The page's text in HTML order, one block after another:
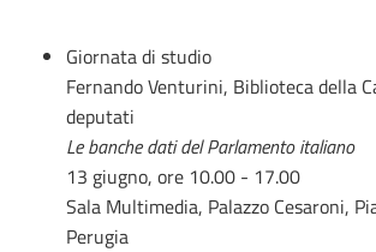
Giornata di studio
Fernando Venturini, Biblioteca della
deputati
Le banche dati del Parlamento italiano
13 giugno, ore 10.00 - 17.00
Sala Multimedia, Palazzo Cesaroni,
Perugia